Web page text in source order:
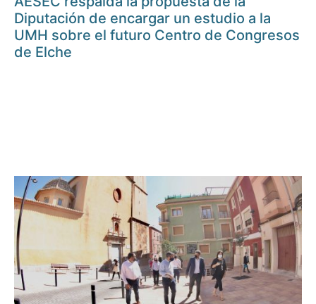
Diputación de encargar un estudio a la
UMH sobre el futuro Centro de Congresos
de Elche